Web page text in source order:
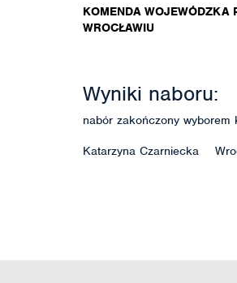
KOMENDA WOJEWÓDZKA
WROCŁAWIU
Wyniki naboru:
nabór zakończony wyborem
Katarzyna Czarniecka